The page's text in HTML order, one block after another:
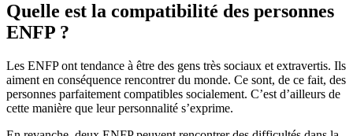
Quelle est la compatibilité des personnes
ENFP ?
Les ENFP ont tendance à être des gens très sociaux et extravertis. Ils
aiment en conséquence rencontrer du monde. Ce sont, de ce fait, des
personnes parfaitement compatibles socialement. C’est d’ailleurs de
cette manière que leur personnalité s’exprime.